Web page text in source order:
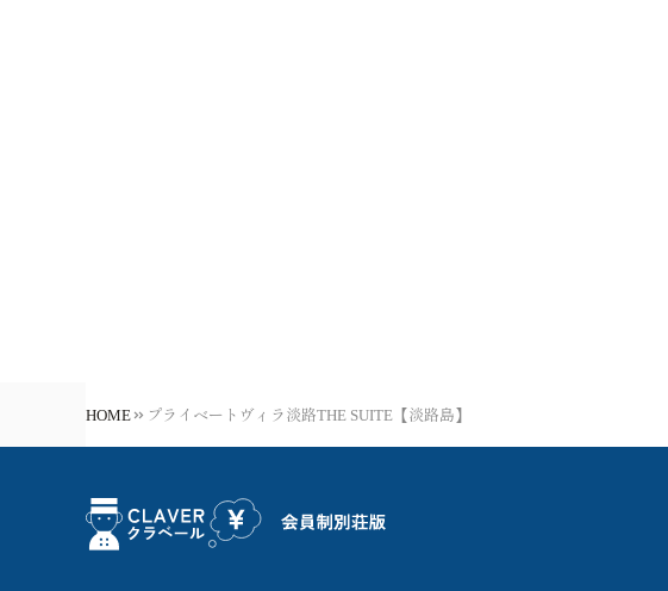
HOME プライベートヴィラ淡路THE SUITE【淡路島】